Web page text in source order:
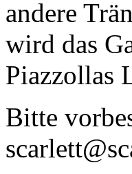
andere
wird das
Piazzollas
Bitte